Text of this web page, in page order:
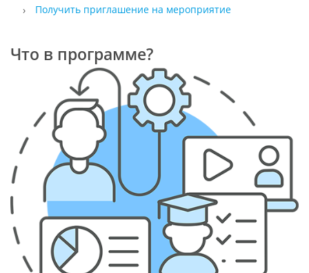
Получить приглашение на мероприятие
Что в программе?